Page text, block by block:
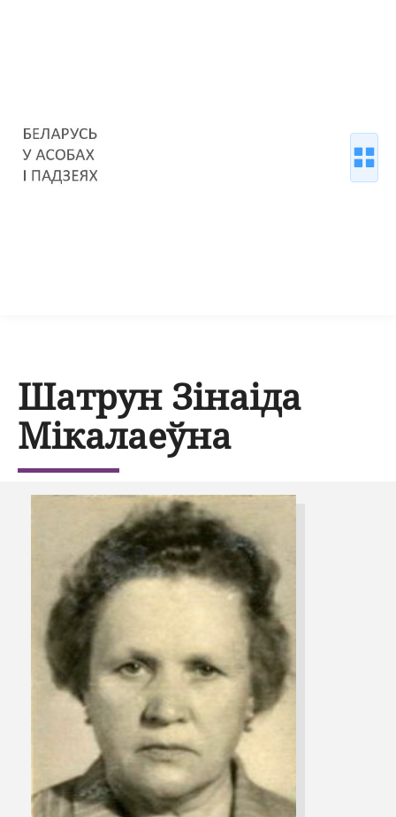
Шатрун Зінаіда
Мікалаеўна